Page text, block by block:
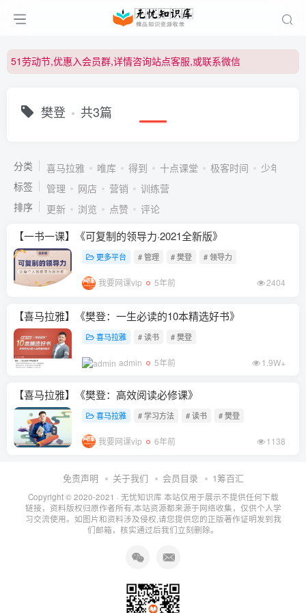
51劳动节,优惠入会员群,详情咨询站点客服,或联系微信
51劳动节,优惠入会员群,详情咨询站点客服,或联系微信
樊登 共3篇
分类 喜马拉雅 唯库 得到 十点课堂 极客时间
少年得到
标签
管理 网店 营销
训练营
排序
更新 浏览 点赞 评论
【一书一课】《可复制的领导力·2021全新版》
更多平台 # 管理 # 樊登 # 领导力
我要网课vip 5年前 2404
【喜马拉雅】《樊登：一生必读的10本精选好书》
喜马拉雅 # 读书 # 樊登
admin 5年前 1.9W+
【喜马拉雅】《樊登：高效阅读必修课》
喜马拉雅 # 学习方法 # 读书 # 樊登
我要网课vip 6年前 1138
免责声明 关于我们 会员目录 1筹百汇
Copyright © 2020-2021 · 无忧知识库 本站仅用于展示不提供任何下载
链接，资料版权归原作者所有,本站资源都来源于网络收集，仅供个人学
习交流使用。如图片和资料涉及侵权,请您提供您的正版著作证明发到我
们邮箱，核实通过后我们立刻删除。